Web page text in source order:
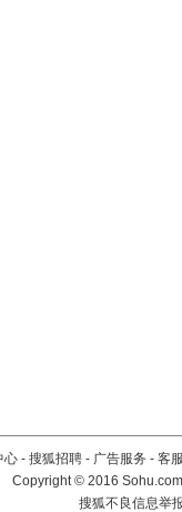
心 - 搜狐招聘 - 广告服务 - 客
Copyright©2016
搜狐不良信息举